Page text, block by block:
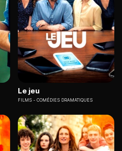
Le jeu
FILMS COMÉDIES DRAMATIQUES